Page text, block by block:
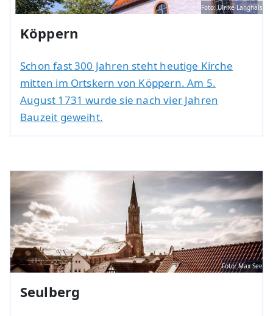
Foto: Ulrike Langhals
Köppern
Schon fast 300 Jahren steht heutige Kirche
mitten im Ortskern von Köppern. Am 5.
August 1731 wurde sie nach vier Jahren
Bauzeit geweiht.
Foto: Max See
Seulberg